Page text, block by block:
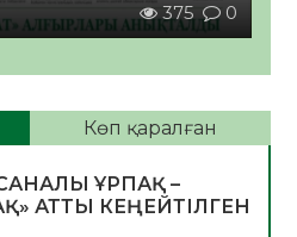
375 0
Көп қаралған
ҰРПАҚ –
АТТЫ КЕҢЕЙТІЛГЕН